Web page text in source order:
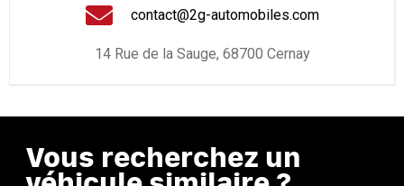
contact@2g-automobiles.com
14 Rue de la Sauge, 68700 Cernay
Vous recherchez un